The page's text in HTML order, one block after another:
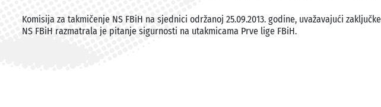
Komisija za takmičenje NS FBiH na sjednici održanoj 25.09.2013. godine, uvažavajući
NS FBiH razmatrala je pitanje sigurnosti na utakmicama Prve lige FBiH.